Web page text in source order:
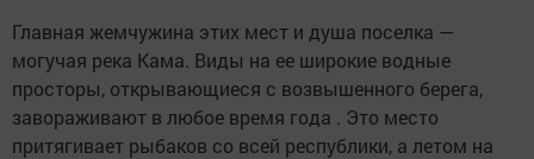
Главная жемчужина этих мест и душа поселка —
могучая река Кама. Виды на ее широкие водные
просторы, открывающиеся с возвышенного берега,
завораживают в любое время года . Это место
притягивает рыбаков со всей республики, а летом на